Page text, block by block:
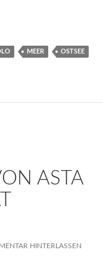
Danzig von Izabella
MEER OSTSEE
ASTA
HINTERLASSEN